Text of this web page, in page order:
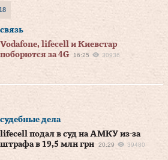
связь
Vodafone, lifecell и Киевстар
поборются за 4G
16:25 30936
судебные дела
lifecell подал в суд на АМКУ из-за
штрафа в 19,5 млн грн
20:29 39480